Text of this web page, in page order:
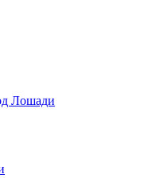
Лошади